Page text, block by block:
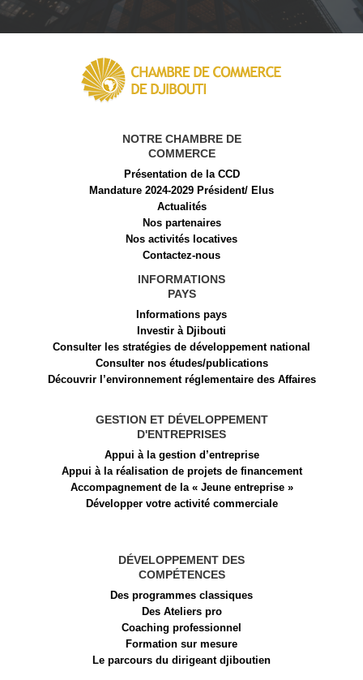
NOTRE CHAMBRE DE
COMMERCE
Présentation de la CCD
Mandature 2024-2029 Président/ Elus
Actualités
Nos partenaires
Nos activités locatives
Contactez-nous
INFORMATIONS
PAYS
Informations pays
Investir à Djibouti
Consulter les stratégies de développement national
Consulter nos études/publications
Découvrir l’environnement réglementaire des Affaires
GESTION ET DÉVELOPPEMENT
D'ENTREPRISES
Appui à la gestion d’entreprise
Appui à la réalisation de projets de financement​
Accompagnement de la « Jeune entreprise »
Développer votre activité commerciale
DÉVELOPPEMENT DES
COMPÉTENCES
Des programmes classiques
Des Ateliers pro
Coaching professionnel
Formation sur mesure
Le parcours du dirigeant djiboutien